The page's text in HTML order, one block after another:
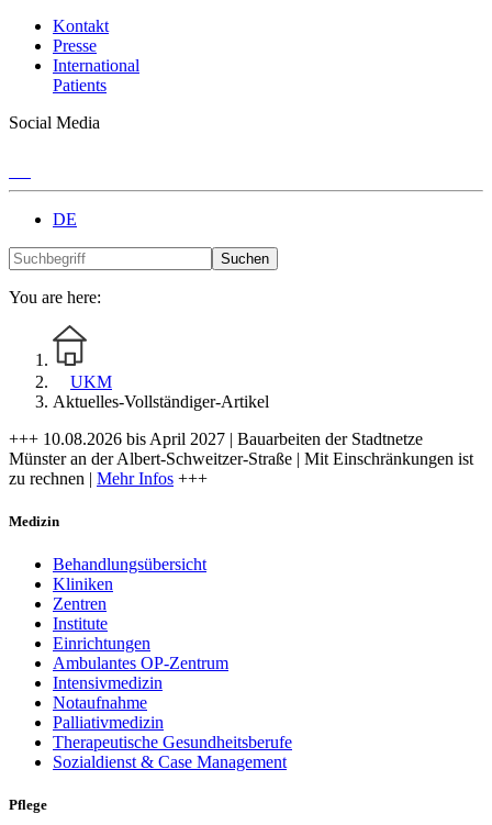
Kontakt
Presse
International
Patients
Social Media
DE
Suchen
You are here:
UKM
Aktuelles-Vollständiger-Artikel
+++ 10.08.2026 bis April 2027 | Bauarbeiten der Stadtnetze
Münster an der Albert-Schweitzer-Straße | Mit Einschränkungen ist
zu rechnen | Mehr Infos +++
Medizin
Behandlungsübersicht
Kliniken
Zentren
Institute
Einrichtungen
Ambulantes OP-Zentrum
Intensivmedizin
Notaufnahme
Palliativmedizin
Therapeutische Gesundheitsberufe
Sozialdienst & Case Management
Pflege